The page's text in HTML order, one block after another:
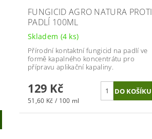
FUNGICID AGRO NATURA PROTI
PADLÍ 100ML
Skladem (4 ks)
Přírodní kontaktní fungicid na padlí ve
formě kapalného koncentrátu pro
přípravu aplikační kapaliny.
129 Kč
51,60 Kč / 100 ml